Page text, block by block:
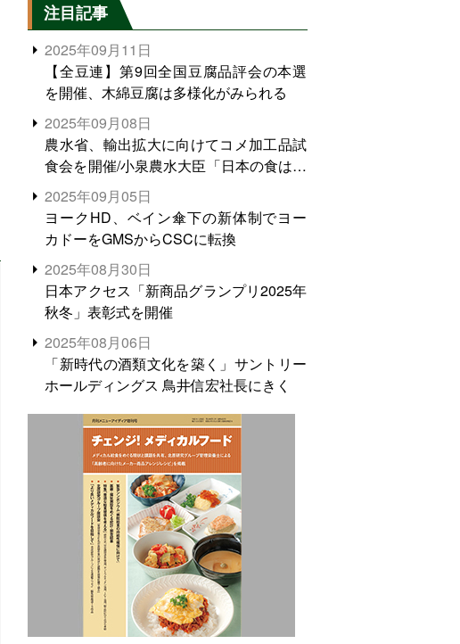
注目記事
2025年09月11日
【全豆連】第9回全国豆腐品評会の本選
を開催、木綿豆腐は多様化がみられる
2025年09月08日
農水省、輸出拡大に向けてコメ加工品試
食会を開催/小泉農水大臣「日本の食は世
界でトップをとれる。米増産に向けて、
米輸出需要の拡大を」
2025年09月05日
ヨークHD、ベイン傘下の新体制でヨー
カドーをGMSからCSCに転換
2025年08月30日
日本アクセス「新商品グランプリ2025年
秋冬」表彰式を開催
2025年08月06日
「新時代の酒類文化を築く」サントリー
ホールディングス 鳥井信宏社長にきく